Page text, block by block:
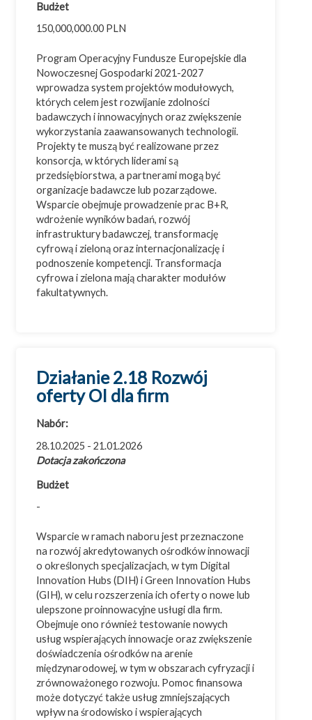
Innowacje
Inwestycje
Ochrona środowiska
Przemysł 4.0
Usługi doradcze
Cała Polska
Województwo dolnośląskie
Województwo kujawsko-pomorskie
Województwo lubelskie
Województwo lubuskie
Województwo łódzkie
Województwo małopolskie
Województwo podlaskie
Województwo pomorskie
Województwo śląskie
Województwo świętokrzyskie
Województwo warmińsko-mazurskie
Województwo wielkopolskie
Województwo zachodniopomorskie
Budżet
150,000,000.00 PLN
Program Operacyjny Fundusze Europejskie dla
Nowoczesnej Gospodarki 2021-2027
wprowadza system projektów modułowych,
których celem jest rozwijanie zdolności
badawczych i innowacyjnych oraz zwiększenie
wykorzystania zaawansowanych technologii.
Projekty te muszą być realizowane przez
konsorcja, w których liderami są
przedsiębiorstwa, a partnerami mogą być
organizacje badawcze lub pozarządowe.
Wsparcie obejmuje prowadzenie prac B+R,
wdrożenie wyników badań, rozwój
infrastruktury badawczej, transformację
cyfrową i zieloną oraz internacjonalizację i
podnoszenie kompetencji. Transformacja
cyfrowa i zielona mają charakter modułów
fakultatywnych.
Działanie 2.18 Rozwój
oferty OI dla firm
Nabór:
28.10.2025 - 21.01.2026
Dotacja zakończona
Budżet
-
Wsparcie w ramach naboru jest przeznaczone
na rozwój akredytowanych ośrodków innowacji
o określonych specjalizacjach, w tym Digital
Innovation Hubs (DIH) i Green Innovation Hubs
(GIH), w celu rozszerzenia ich oferty o nowe lub
ulepszone proinnowacyjne usługi dla firm.
Obejmuje ono również testowanie nowych
usług wspierających innowacje oraz zwiększenie
doświadczenia ośrodków na arenie
międzynarodowej, w tym w obszarach cyfryzacji i
zrównoważonego rozwoju. Pomoc finansowa
może dotyczyć także usług zmniejszających
wpływ na środowisko i wspierających